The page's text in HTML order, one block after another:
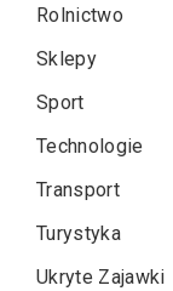
Rolnictwo
Sklepy
Sport
Technologie
Transport
Turystyka
Ukryte Zajawki